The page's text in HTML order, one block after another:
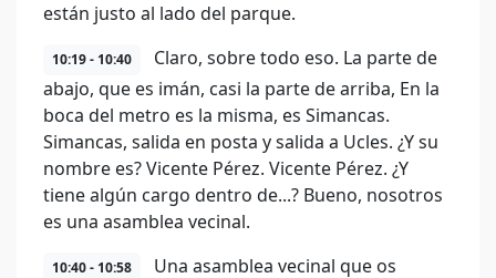
están justo al lado del parque.
10:19 - 10:40
Claro, sobre todo eso. La parte de
abajo, que es imán, casi la parte de arriba, En la
boca del metro es la misma, es Simancas.
Simancas, salida en posta y salida a Ucles. ¿Y su
nombre es? Vicente Pérez. Vicente Pérez. ¿Y
tiene algún cargo dentro de...? Bueno, nosotros
es una asamblea vecinal.
10:40 - 10:58
Una asamblea vecinal que os